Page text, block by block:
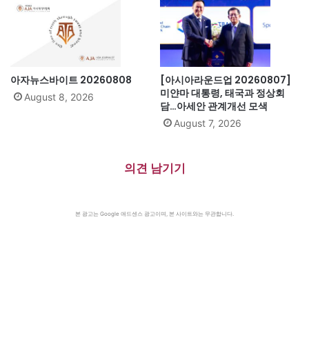
아자뉴스바이트 20260808
August 8, 2026
[아시아라운드업 20260807]
미얀마 대통령, 태국과 정상회
담…아세안 관계개선 모색
August 7, 2026
의견 남기기
본 광고는 Google 애드센스 광고이며, 본 사이트와는 무관합니다.